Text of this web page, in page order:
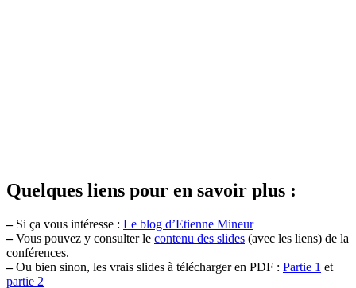
Quelques liens pour en savoir plus :
–Si ça vous intéresse : Le blog d’Etienne Mineur
–Vous pouvez y consulter le contenu des slides (avec les liens) de la
conférences.
–Ou bien sinon, les vrais slides à télécharger en PDF : Partie 1 et
partie 2